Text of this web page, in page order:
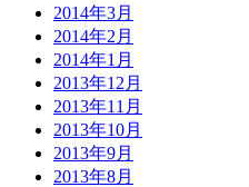
2014年3月
2014年2月
2014年1月
2013年12月
2013年11月
2013年10月
2013年9月
2013年8月